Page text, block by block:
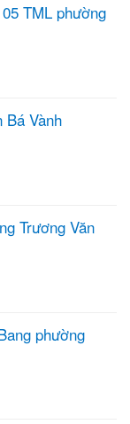
TML phường
Bá Vành
Trương Văn
phường